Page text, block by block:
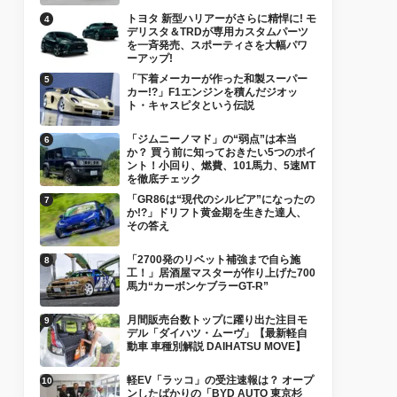
トヨタ 新型ハリアーがさらに精悍に! モ
デリスタ＆TRDが専用カスタムパーツ
を一斉発売、スポーティさを大幅パワ
ーアップ!
「下着メーカーが作った和製スーパー
カー!?」F1エンジンを積んだジオッ
ト・キャスピタという伝説
「ジムニーノマド」の“弱点”は本当
か？ 買う前に知っておきたい5つのポイ
ント！小回り、燃費、101馬力、5速MT
を徹底チェック
「GR86は“現代のシルビア”になったの
か!?」ドリフト黄金期を生きた達人、
その答え
「2700発のリベット補強まで自ら施
工！」居酒屋マスターが作り上げた700
馬力“カーボンケブラーGT-R”
月間販売台数トップに躍り出た注目モ
デル「ダイハツ・ムーヴ」【最新軽自
動車 車種別解説 DAIHATSU MOVE】
軽EV「ラッコ」の受注速報は？ オープ
ンしたばかりの「BYD AUTO 東京杉